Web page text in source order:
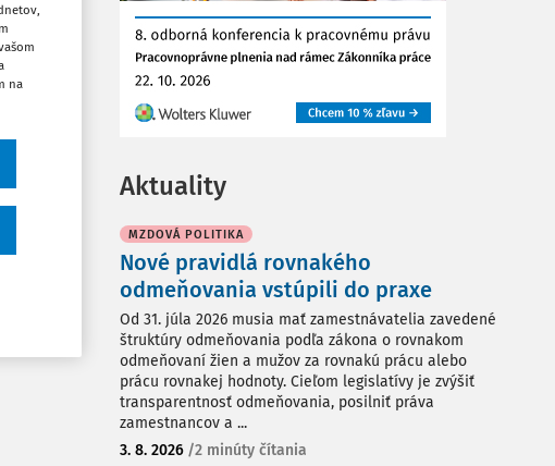
Zdieľať
Aktuality
MZDOVÁ POLITIKA
Nové pravidlá rovnakého
odmeňovania vstúpili do praxe
Od 31. júla 2026 musia mať zamestnávatelia zavedené
štruktúry odmeňovania podľa zákona o rovnakom
odmeňovaní žien a mužov za rovnakú prácu alebo
prácu rovnakej hodnoty. Cieľom legislatívy je zvýšiť
transparentnosť odmeňovania, posilniť práva
zamestnancov a ...
3. 8. 2026 /2 minúty čítania
na